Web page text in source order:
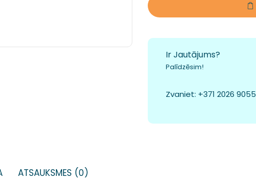
Ir Jautājums?
Palīdzēsim!
Zvaniet: +371 2026 9055
ATSAUKSMES (0)